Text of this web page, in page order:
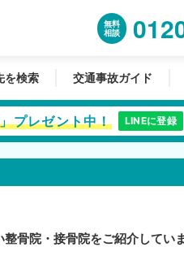
無料
相談
を検索 交通事故ガイド
プレゼント中！ LINEに登録
骨院・接骨院をご紹介していま